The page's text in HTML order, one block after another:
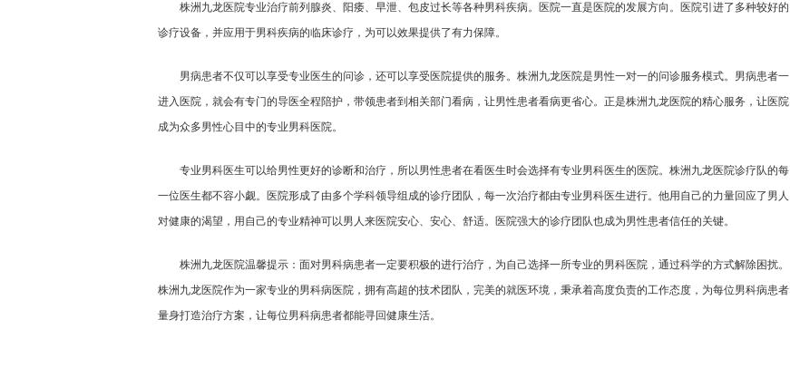
株洲九龙医院专业治疗前列腺炎、阳痿、早泄、包皮过长等各种男科疾病。医院一直是医院的发展方向。医院引进了多种较好的
诊疗设备，并应用于男科疾病的临床诊疗，为可以效果提供了有力保障。
男病患者不仅可以享受专业医生的问诊，还可以享受医院提供的服务。株洲九龙医院是男性一对一的问诊服务模式。男病患者一
进入医院，就会有专门的导医全程陪护，带领患者到相关部门看病，让男性患者看病更省心。正是株洲九龙医院的精心服务，让医院
成为众多男性心目中的专业男科医院。
专业男科医生可以给男性更好的诊断和治疗，所以男性患者在看医生时会选择有专业男科医生的医院。株洲九龙医院诊疗队的每
一位医生都不容小觑。医院形成了由多个学科领导组成的诊疗团队，每一次治疗都由专业男科医生进行。他用自己的力量回应了男人
对健康的渴望，用自己的专业精神可以男人来医院安心、安心、舒适。医院强大的诊疗团队也成为男性患者信任的关键。
株洲九龙医院温馨提示：面对男科病患者一定要积极的进行治疗，为自己选择一所专业的男科医院，通过科学的方式解除困扰。
株洲九龙医院作为一家专业的男科病医院，拥有高超的技术团队，完美的就医环境，秉承着高度负责的工作态度，为每位男科病患者
量身打造治疗方案，让每位男科病患者都能寻回健康生活。